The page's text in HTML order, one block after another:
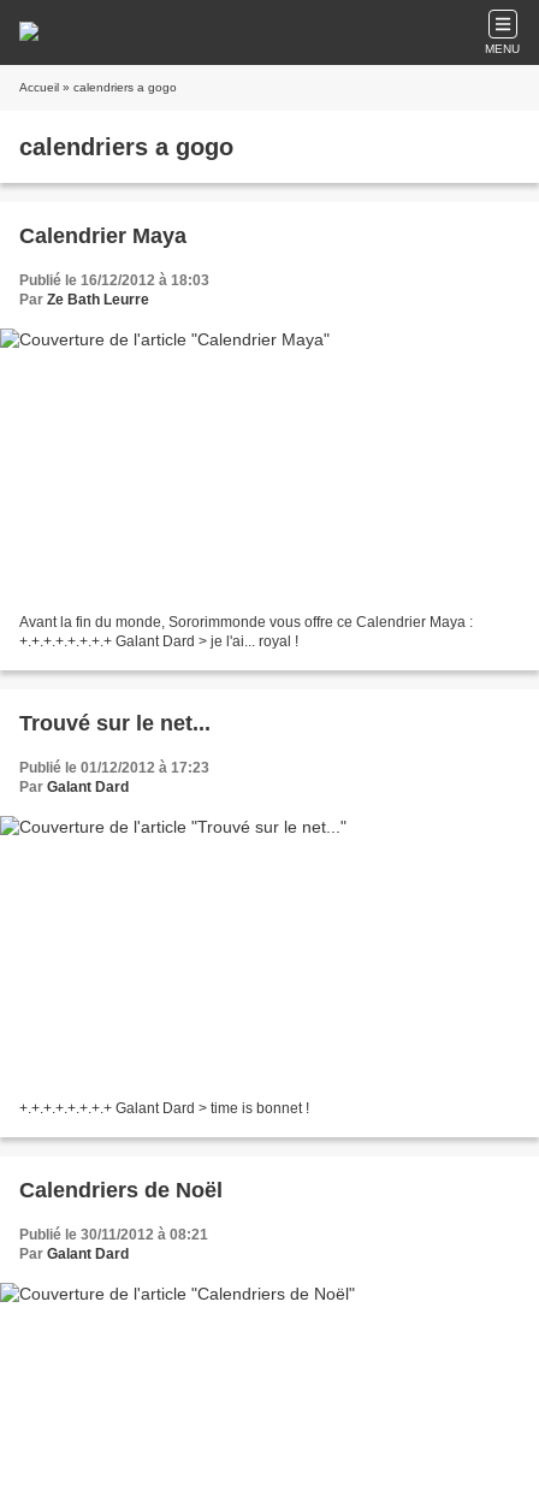
MENU
Accueil » calendriers a gogo
calendriers a gogo
Calendrier Maya
Publié le 16/12/2012 à 18:03
Par Ze Bath Leurre
Avant la fin du monde, Sororimmonde vous offre ce Calendrier Maya :
+.+.+.+.+.+.+.+ Galant Dard > je l'ai... royal !
Trouvé sur le net...
Publié le 01/12/2012 à 17:23
Par Galant Dard
+.+.+.+.+.+.+.+ Galant Dard > time is bonnet !
Calendriers de Noël
Publié le 30/11/2012 à 08:21
Par Galant Dard